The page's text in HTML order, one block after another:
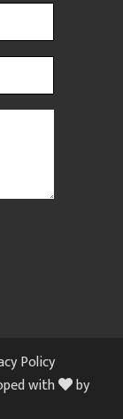
Policy
with
by